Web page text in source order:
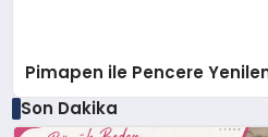
Pimapen ile Pencere
Son Dakika